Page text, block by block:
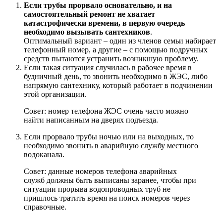
Если трубы прорвало основательно, и на
самостоятельный ремонт не хватает
катастрофически времени, в первую очередь
необходимо вызывать сантехников.
Оптимальный вариант – один из членов семьи набирает
телефонный номер, а другие – с помощью подручных
средств пытаются устранить возникшую проблему.
Если такая ситуация случилась в рабочее время в
будничный день, то звонить необходимо в ЖЭС, либо
напрямую сантехнику, который работает в подчинении
этой организации.
Совет: номер телефона ЖЭС очень часто можно
найти написанным на дверях подъезда.
Если прорвало трубы ночью или на выходных, то
необходимо звонить в аварийную службу местного
водоканала.
Совет: данные номеров телефона аварийных
служб должны быть выписаны заранее, чтобы при
ситуации прорыва водопроводных труб не
пришлось тратить время на поиск номеров через
справочные.